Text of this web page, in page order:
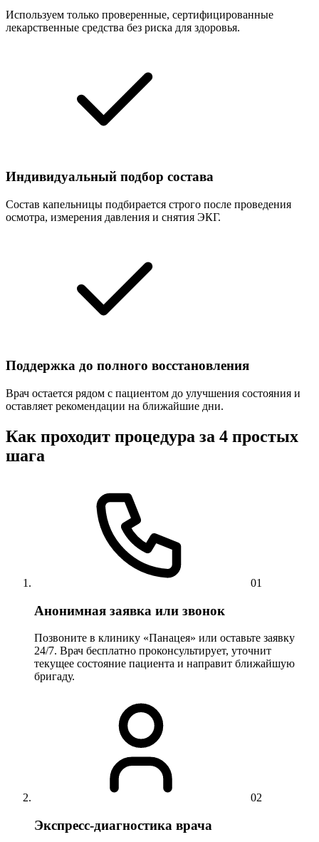
Используем только проверенные, сертифицированные
лекарственные средства без риска для здоровья.
Индивидуальный подбор состава
Состав капельницы подбирается строго после проведения
осмотра, измерения давления и снятия ЭКГ.
Поддержка до полного восстановления
Врач остается рядом с пациентом до улучшения состояния и
оставляет рекомендации на ближайшие дни.
Как проходит процедура за 4 простых
шага
01
Анонимная заявка или звонок
Позвоните в клинику «Панацея» или оставьте заявку
24/7. Врач бесплатно проконсультирует, уточнит
текущее состояние пациента и направит ближайшую
бригаду.
02
Экспресс-диагностика врача